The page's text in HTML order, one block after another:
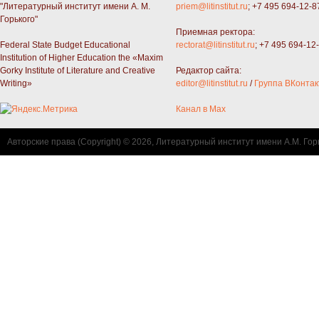
"Литературный институт имени А. М.
Горького"
Federal State Budget Educational
Institution of Higher Education the «Maxim
Gorky Institute of Literature and Creative
Writing»
priem@litinstitut.ru; +7 495 694-12-
Приемная ректора:
rectorat@litinstitut.ru; +7 495 694-
Редактор сайта:
editor@litinstitut.ru / Группа
Канал в Max
Авторские права (Copyright) © 2026, Литературный институт имени А.М.